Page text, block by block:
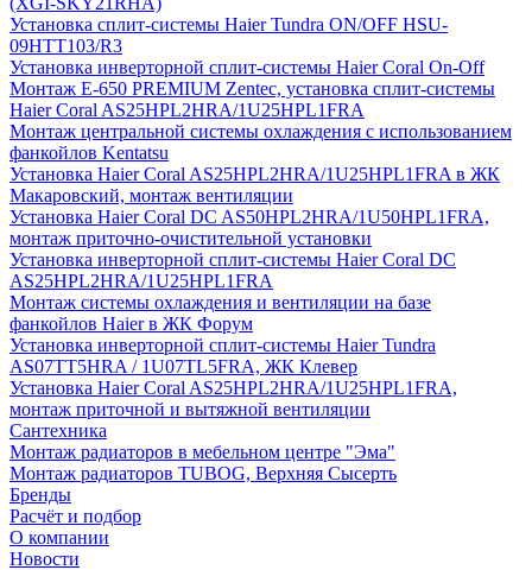
Установка сплит-системы Haier Tundra ON/OFF HSU-
09HTT103/R3
Установка инверторной сплит-системы Haier Coral On-Off
Монтаж E-650 PREMIUM Zentec, установка сплит-системы
Haier Coral AS25HPL2HRA/1U25HPL1FRA
Монтаж центральной системы охлаждения с использованием
фанкойлов Kentatsu
Установка Haier Coral AS25HPL2HRA/1U25HPL1FRA в ЖК
Макаровский, монтаж вентиляции
Установка Haier Coral DC AS50HPL2HRA/1U50HPL1FRA,
монтаж приточно-очистительной установки
Установка инверторной сплит-системы Haier Coral DC
AS25HPL2HRA/1U25HPL1FRA
Монтаж системы охлаждения и вентиляции на базе
фанкойлов Haier в ЖК Форум
Установка инверторной сплит-системы Haier Tundra
AS07TT5HRA / 1U07TL5FRA, ЖК Клевер
Установка Haier Coral AS25HPL2HRA/1U25HPL1FRA,
монтаж приточной и вытяжной вентиляции
Сантехника
Монтаж радиаторов в мебельном центре "Эма"
Монтаж радиаторов TUBOG, Верхняя Сысерть
Бренды
Расчёт и подбор
О компании
Новости